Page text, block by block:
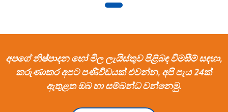
අපගේ නිෂ්පාදන හෝ මිල ලැයිස්තුව පිළිබඳ විමසීම් සඳහා,
කරුණාකර අපට පණිවිඩයක් එවන්න, අපි පැය 24ක්
ඇතුළත ඔබ හා සම්බන්ධ වන්නෙමු.